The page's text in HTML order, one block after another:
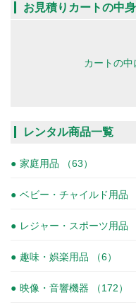
お見積りカートの中身
カートの
レンタル商品一覧
家庭用品 （63）
ベビー・チャイルド用品
レジャー・スポーツ用品
趣味・娯楽用品 （6）
映像・音響機器 （172）